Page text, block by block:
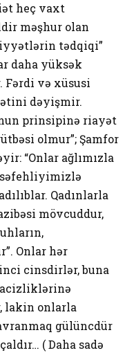
heç vaxt
məşhur olan
tədqiqi”
daha yüksək
və xüsusi
dəyişmir.
prinsipinə riayət
olmur”; Şamfor
“Onlar ağlımızla
Qadınlarla
mövcuddur,
Onlar hər
cinsdirlər, buna
lakin onlarla
gülüncdür
( Daha sadə